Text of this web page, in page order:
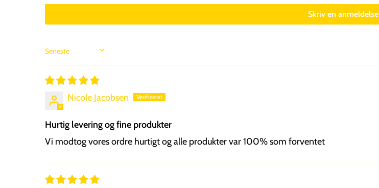
Skriv en anmeldelse
SORT BY
Nicole Jacobsen
Hurtig levering og fine produkter
Vi modtog vores ordre hurtigt og alle produkter var 100% som forventet